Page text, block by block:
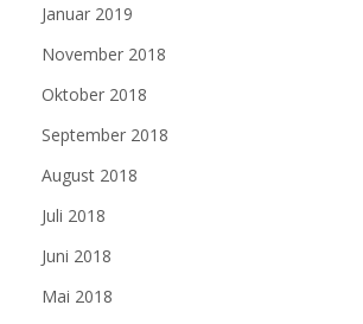
Januar 2019
November 2018
Oktober 2018
September 2018
August 2018
Juli 2018
Juni 2018
Mai 2018